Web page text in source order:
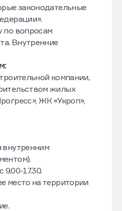
законодательные
по вопросам
Внутренние
компании,
жилых
ЖК «Укроп»,
9.00-17.30.
место на территории